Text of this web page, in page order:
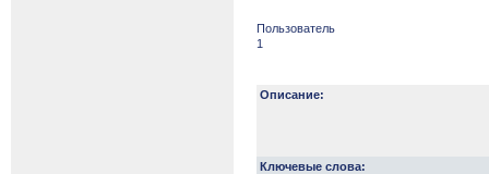
Пользователь
1
Описание:
Ключевые слова: